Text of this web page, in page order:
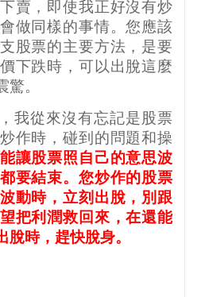
賣，即使我正好沒有炒
做同樣的事情。您應該
股票的主要方法，是要
下跌時，可以出脫這麼
。
我從來沒有忘記是股票
作時，碰到的問題和操
讓股票照自己的意思波
要結束。您炒作的股票
動時，立刻出脫，別跟
把利潤救回來，在還能
脫時，趕快脫身。